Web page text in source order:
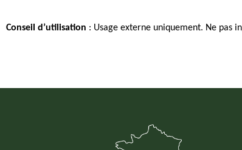
Conseil d’utilisation : Usage externe uniquement. Ne pas